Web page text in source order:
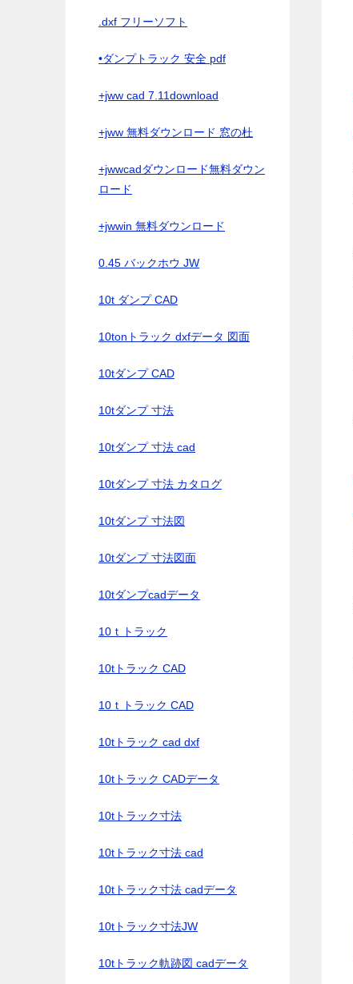
.dxf フリーソフト
•ダンプトラック 安全 pdf
+jww cad 7.11download
+jww 無料ダウンロード 窓の杜
+jwwcadダウンロード無料ダウン
ロード
+jwwin 無料ダウンロード
0.45 バックホウ JW
10t ダンプ CAD
10tonトラック dxfデータ 図面
10tダンプ CAD
10tダンプ 寸法
10tダンプ 寸法 cad
10tダンプ 寸法 カタログ
10tダンプ 寸法図
10tダンプ 寸法図面
10tダンプcadデータ
10ｔトラック
10tトラック CAD
10ｔトラック CAD
10tトラック cad dxf
10tトラック CADデータ
10tトラック寸法
10tトラック寸法 cad
10tトラック寸法 cadデータ
10tトラック寸法JW
10tトラック軌跡図 cadデータ